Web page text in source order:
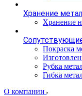
Хранение
Хранение
Покраска
Рубка
Гибка
О компании